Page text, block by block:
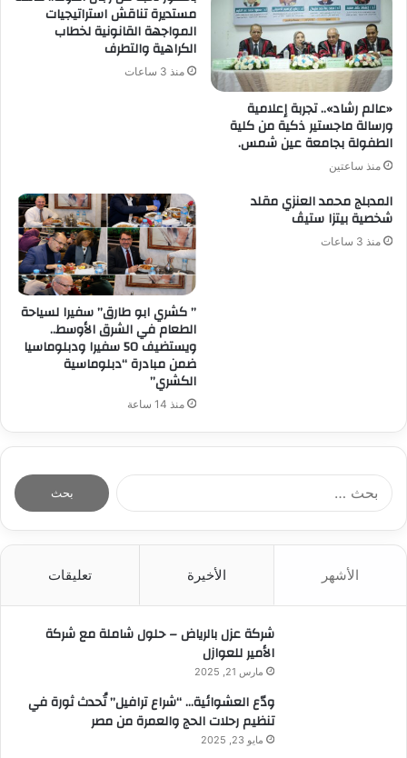
«عالم رشاد».. تجربة إعلامية
ورسالة ماجستير ذكية من كلية
الطفولة بجامعة عين شمس.
منذ ساعتين
مستديرة تناقش استراتيجيات
المواجهة القانونية لخطاب
الكراهية والتطرف
منذ 3 ساعات
المدبلج محمد العنزي مقلد
شخصية بيتزا ستيڤ
منذ 3 ساعات
” كشري ابو طارق” سفيرا لسياحة
الطعام في الشرق الأوسط..
ويستضيف 50 سفيرا ودبلوماسيا
ضمن مبادرة “دبلوماسية
الكشري”
منذ 14 ساعة
الأشهر الأخيرة تعليقات
شركة عزل بالرياض – حلول شاملة مع شركة
الأمير للعوازل
مارس 21, 2025
ودّع العشوائية… “شراع ترافيل” تُحدث ثورة في
تنظيم رحلات الحج والعمرة من مصر
مايو 23, 2025